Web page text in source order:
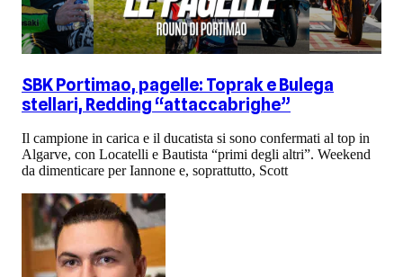
SBK Portimao, pagelle: Toprak e Bulega
stellari, Redding “attaccabrighe”
Il campione in carica e il ducatista si sono confermati al top in
Algarve, con Locatelli e Bautista “primi degli altri”. Weekend
da dimenticare per Iannone e, soprattutto, Scott